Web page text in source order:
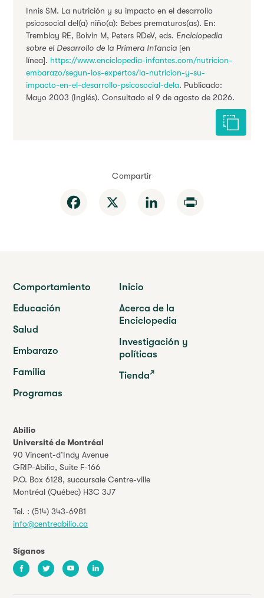
Innis SM. La nutrición y su impacto en el desarrollo
psicosocial del(a) niño(a): Bebes prematuros(as). En:
Tremblay RE, Boivin M, Peters RDeV, eds. Enciclopedia
sobre el Desarrollo de la Primera Infancia [en
línea]. https://www.enciclopedia-infantes.com/nutricion-
embarazo/segun-los-expertos/la-nutricion-y-su-
impacto-en-el-desarrollo-psicosocial-dela. Publicado:
Mayo 2003 (Inglés). Consultado el 9 de agosto de 2026.
Citar
Compartir
Facebook LinkedIn
Abilio
Université de Montréal
90 Vincent-d’Indy Avenue
GRIP-Abilio, Suite F-166
P.O. Box 6128, succursale Centre-ville
Montréal (Québec) H3C 3J7
Tel. : (514) 343-6981
info@centreabilio.ca
Síganos
FacebookTwitter YoutubeLinkedIn
Comportamiento
Educación
Salud
Embarazo
Familia
Programas
Inicio
Acerca de la
Enciclopedia
Investigación y
políticas
Tienda